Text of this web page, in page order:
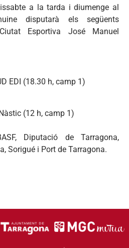
a la tarda i diumenge al
disputarà els següents
Esportiva José Manuel
EDI (18.30 h, camp 1)
(12 h, camp 1)
Diputació de Tarragona,
Sorigué i Port de Tarragona.